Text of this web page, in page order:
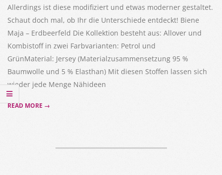
Allerdings ist diese modifiziert und etwas moderner gestaltet.
Schaut doch mal, ob Ihr die Unterschiede entdeckt! Biene
Maja – Erdbeerfeld Die Kollektion besteht aus: Allover und
Kombistoff in zwei Farbvarianten: Petrol und
GrünMaterial: Jersey (Materialzusammensetzung 95 %
Baumwolle und 5 % Elasthan) Mit diesen Stoffen lassen sich
wieder jede Menge Nähideen
READ MORE →